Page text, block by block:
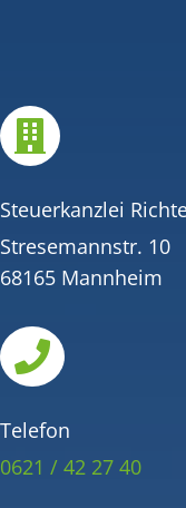

Steuerkanzlei
Stresemannstr. 10
68165 Mannheim

Telefon
0621 / 42 27 40